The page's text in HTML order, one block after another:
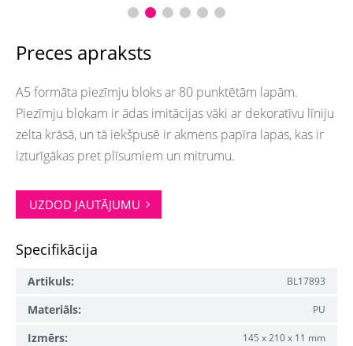
Preces apraksts
A5 formāta piezīmju bloks ar 80 punktētām lapām.
Piezīmju blokam ir ādas imitācijas vāki ar dekoratīvu līniju
zelta krāsā, un tā iekšpusē ir akmens papīra lapas, kas ir
izturīgākas pret plīsumiem un mitrumu.
UZDOD JAUTĀJUMU
Specifikācija
Artikuls: BL17893
Materiāls: PU
Izmērs: 145 x 210 x 11 mm